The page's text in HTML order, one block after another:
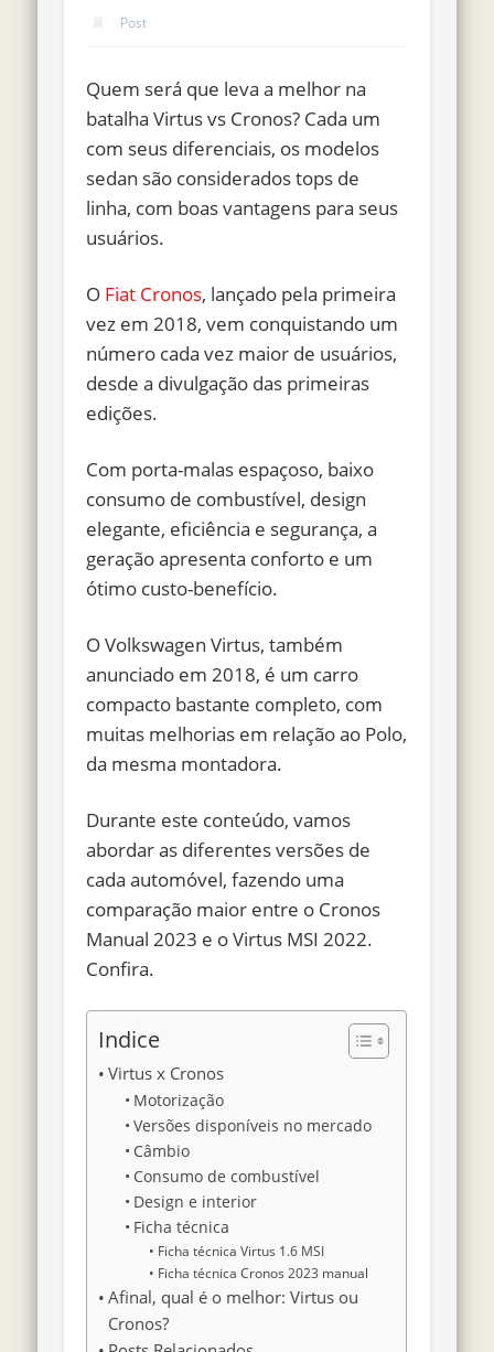
Post
Quem será que leva a melhor na
batalha Virtus vs Cronos? Cada um
com seus diferenciais, os modelos
sedan são considerados tops de
linha, com boas vantagens para seus
usuários.
O Fiat Cronos, lançado pela primeira
vez em 2018, vem conquistando um
número cada vez maior de usuários,
desde a divulgação das primeiras
edições.
Com porta-malas espaçoso, baixo
consumo de combustível, design
elegante, eficiência e segurança, a
geração apresenta conforto e um
ótimo custo-benefício.
O Volkswagen Virtus, também
anunciado em 2018, é um carro
compacto bastante completo, com
muitas melhorias em relação ao Polo,
da mesma montadora.
Durante este conteúdo, vamos
abordar as diferentes versões de
cada automóvel, fazendo uma
comparação maior entre o Cronos
Manual 2023 e o Virtus MSI 2022.
Confira.
Indice
Virtus x Cronos
Motorização
Versões disponíveis no mercado
Câmbio
Consumo de combustível
Design e interior
Ficha técnica
Ficha técnica Virtus 1.6 MSI
Ficha técnica Cronos 2023 manual
Afinal, qual é o melhor: Virtus ou
Cronos?